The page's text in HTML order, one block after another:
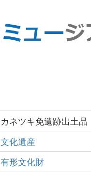
カネツキ免遺跡出土品
文化遺産
有形文化財